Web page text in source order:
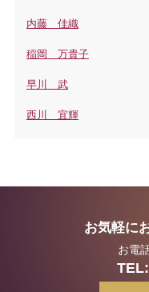
内藤 佳織
稲岡 万貴子
早川 武
西川 宜輝
お気軽に
お電
TEL: